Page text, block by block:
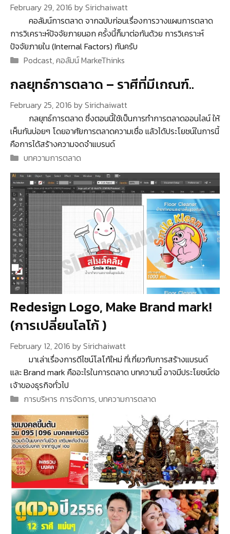
February 29, 2016 bySirichaiwatt
คอลัมน์การตลาด จากฉบับก่อนเรื่องการวางแผนการตลาด
การวิเคราะห์ปัจจัยภายนอก ครั้งนี้ก็มาต่อกันด้วย การวิเคราะห์
ปัจจัยภายใน (Internal Factors) กันครับ
Categories
Podcast,คอลัมน์ MarkeThinks
กลยุทธ์การตลาด – ราศีที่มีเกณฑ์..
February 25, 2016 bySirichaiwatt
กลยุทธ์การตลาด ซึ่งตอนนี้ใช้เป็นการทำการตลาดออนไลน์ ให้
เห็นกันบ่อยๆ โดยอาศัยการตลาดความเชื่อ แล้วได้ประโยชน์ในการนี้
คือการได้สร้างความจดจำแบรนด์
Categories
บทความการตลาด
Redesign Logo, Make Brand mark!
(การเปลี่ยนโลโก้ )
February 12, 2016 bySirichaiwatt
มาเล่าเรื่องการดีไซน์โลโก้ใหม่ ที่เกี่ยวกับการสร้างแบรนด์
และ Brand mark คืออะไรในการตลาด บทความนี้ อาจมีประโยชน์ต่อ
เจ้าของธุรกิจทั่วไป
Categories
การบริหาร การจัดการ,บทความการตลาด